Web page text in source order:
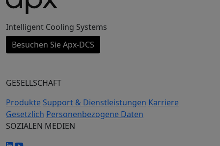
Intelligent Cooling Systems
Besuchen Sie Apx-DCS
GESELLSCHAFT
Produkte Support & Dienstleistungen Karriere
Gesetzlich Personenbezogene Daten
SOZIALEN MEDIEN